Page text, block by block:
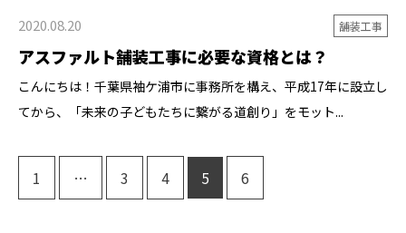
2020.08.20 舗装工事
アスファルト舗装工事に必要な資格とは？
こんにちは！千葉県袖ケ浦市に事務所を構え、平成17年に設立し
てから、「未来の子どもたちに繋がる道創り」をモット...
1 … 3 4 5 6